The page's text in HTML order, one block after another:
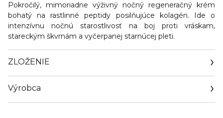
Pokročilý, mimoriadne výživný nočný regeneračný krém
bohatý na rastlinné peptidy posilňujúce kolagén. Ide o
intenzívnu nočnú starostlivosť na boj proti vráskam,
stareckým škvrnám a vyčerpanej starnúcej pleti.
ZLOŽENIE
Výrobca